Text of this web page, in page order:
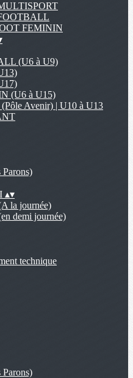
FOOTBALL
FEMININ
(U6 à U9)
(U6 à U15)
Avenir) | U10 à U13
▴▾
la journée)
demi journée)
technique